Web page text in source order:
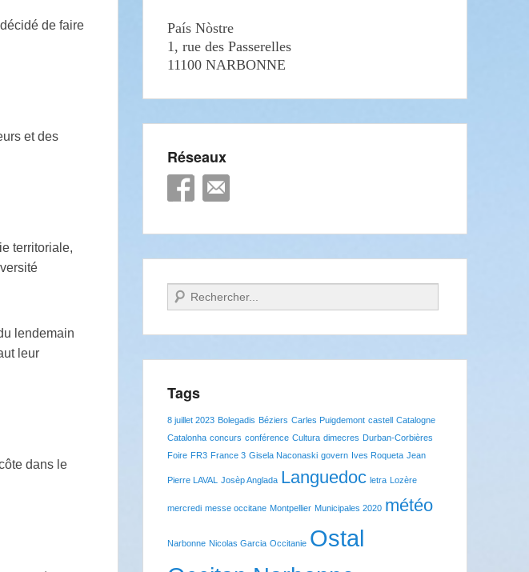
de faire
et des
territoriale,
lendemain
leur
dans le
País Nòstre
1, rue des Passerelles
11100 NARBONNE
Réseaux
Recherche
Tags
8 juillet 2023 Bolegadis Béziers Carles Puigdemont castell Catalogne
Catalonha concurs conférence Cultura dimecres Durban-Corbières
Foire FR3 France 3 Gisela Naconaski govern Ives Roqueta Jean
Pierre LAVAL Josèp Anglada Languedoc letra Lozère
mercredi messe occitane Montpellier Municipales 2020 météo
Narbonne Nicolas Garcia Occitanie Ostal